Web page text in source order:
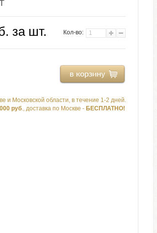
Кол-во:
за шт.
и Московской области, в течение 1-2 дней.
руб., доставка по Москве - БЕСПЛАТНО!